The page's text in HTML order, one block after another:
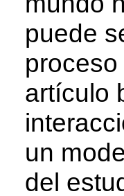
puede
artículo
un
del